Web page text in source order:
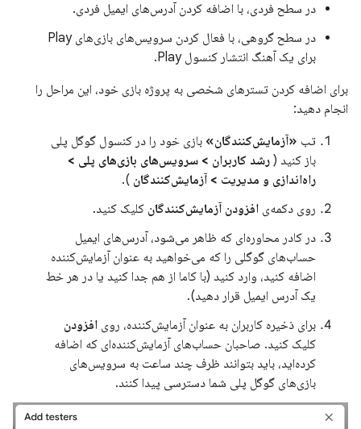
در سطح فردی، با اضافه کردن آدرس‌های ایمیل فردی.
در سطح گروهی، با فعال کردن سرویس‌های بازی‌های Play
برای یک آهنگ انتشار کنسول Play.
برای اضافه کردن تسترهای شخصی به پروژه بازی خود، این مراحل را
انجام دهید:
تب «آزمایش‌کنندگان» بازی خود را در کنسول گوگل پلی
باز کنید ( رشد کاربران > سرویس‌های بازی‌های پلی >
راه‌اندازی و مدیریت > آزمایش‌کنندگان ).
روی دکمه‌ی افزودن آزمایش‌کنندگان کلیک کنید.
در کادر محاوره‌ای که ظاهر می‌شود، آدرس‌های ایمیل
حساب‌های گوگلی را که می‌خواهید به عنوان آزمایش‌کننده
اضافه کنید، وارد کنید (با کاما از هم جدا کنید یا در هر خط
یک آدرس ایمیل قرار دهید).
برای ذخیره کاربران به عنوان آزمایش‌کننده، روی افزودن
کلیک کنید. صاحبان حساب‌های آزمایش‌کننده‌ای که اضافه
کرده‌اید، باید بتوانند ظرف چند ساعت به سرویس‌های
بازی‌های گوگل پلی شما دسترسی پیدا کنند.